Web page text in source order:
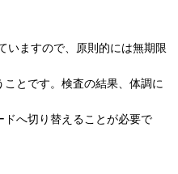
いますので、原則的には無期限
とです。検査の結果、体調に
へ切り替えることが必要で